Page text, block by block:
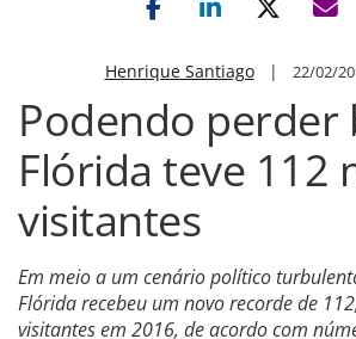
Henrique Santiago| 22/02/
Podendo perder
Flórida teve 112
visitantes
Em meio a um cenário político
Flórida recebeu um novo recorde de
visitantes em 2016, de acordo com